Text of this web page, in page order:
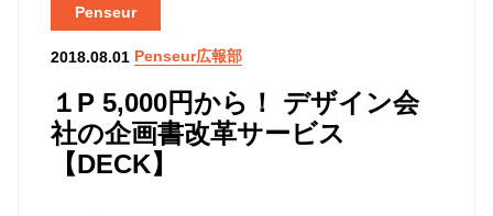
１P 5,000円から！ デザイン会
社の企画書改革サービス
【DECK】
Penseur
2018.08.01 Penseur広報部